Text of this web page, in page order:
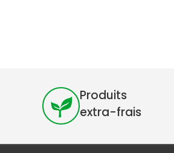
Produits
extra-frais